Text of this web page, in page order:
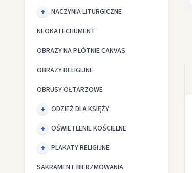
NACZYNIA LITURGICZNE
NEOKATECHUMENT
OBRAZY NA PŁÓTNIE CANVAS
OBRAZY RELIGIJNE
OBRUSY OŁTARZOWE
ODZIEŻ DLA KSIĘŻY
OŚWIETLENIE KOŚCIELNE
PLAKATY RELIGIJNE
SAKRAMENT BIERZMOWANIA